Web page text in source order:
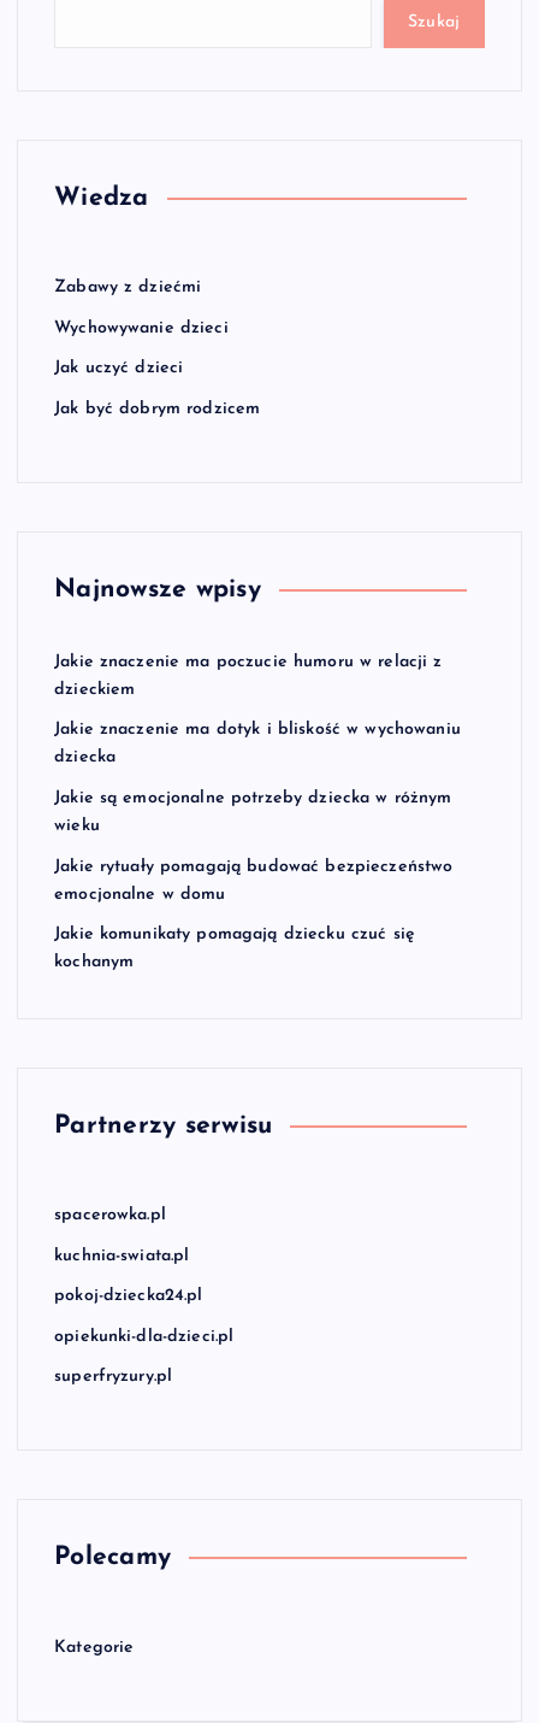
Szukaj
Wiedza
Zabawy z dziećmi
Wychowywanie dzieci
Jak uczyć dzieci
Jak być dobrym rodzicem
Najnowsze wpisy
Jakie znaczenie ma poczucie humoru w relacji z
dzieckiem
Jakie znaczenie ma dotyk i bliskość w wychowaniu
dziecka
Jakie są emocjonalne potrzeby dziecka w różnym
wieku
Jakie rytuały pomagają budować bezpieczeństwo
emocjonalne w domu
Jakie komunikaty pomagają dziecku czuć się
kochanym
Partnerzy serwisu
spacerowka.pl
kuchnia-swiata.pl
pokoj-dziecka24.pl
opiekunki-dla-dzieci.pl
superfryzury.pl
Polecamy
Kategorie